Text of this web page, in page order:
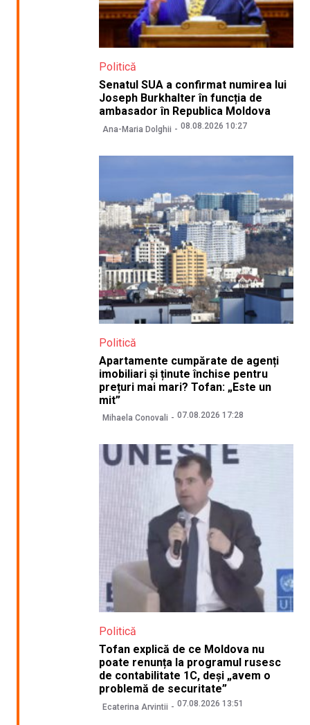
Politică
Senatul SUA a confirmat numirea lui
Joseph Burkhalter în funcția de
ambasador în Republica Moldova
Ana-Maria Dolghii 08.08.2026 10:27
Politică
Apartamente cumpărate de agenți
imobiliari și ținute închise pentru
prețuri mai mari? Tofan: „Este un
mit”
Mihaela Conovali 07.08.2026 17:28
Politică
Tofan explică de ce Moldova nu
poate renunța la programul rusesc
de contabilitate 1C, deși „avem o
problemă de securitate”
Ecaterina Arvintii 07.08.2026 13:51